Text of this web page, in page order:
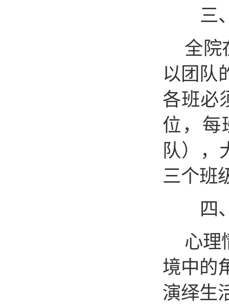
三
全院
以团队
各班必
位，每
队），
三个班
四
心理
境中的
演绎生